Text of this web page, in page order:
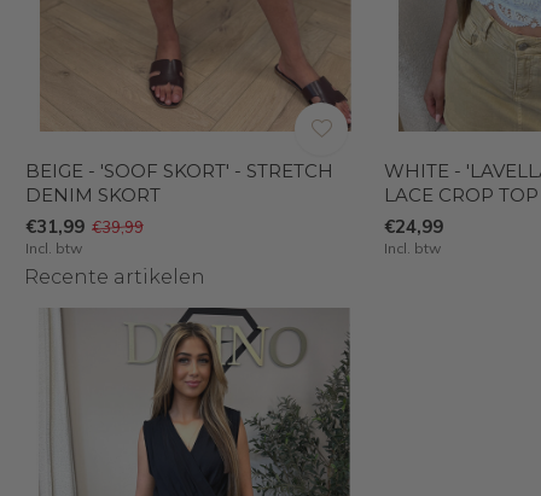
BEIGE - 'SOOF SKORT' - STRETCH
DENIM SKORT
€31,99 €39,99
Incl. btw
WHITE -
LACE CROP TOP
€24,99
Incl. btw
Recente artikelen